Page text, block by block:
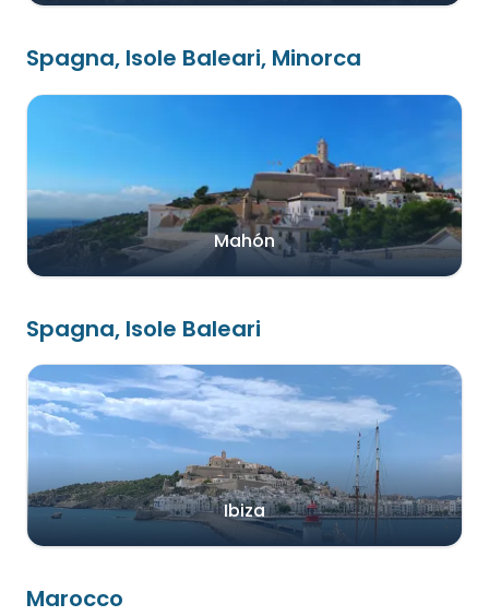
Spagna, Isole Baleari, Minorca
Mahón
Spagna, Isole Baleari
Ibiza
Marocco